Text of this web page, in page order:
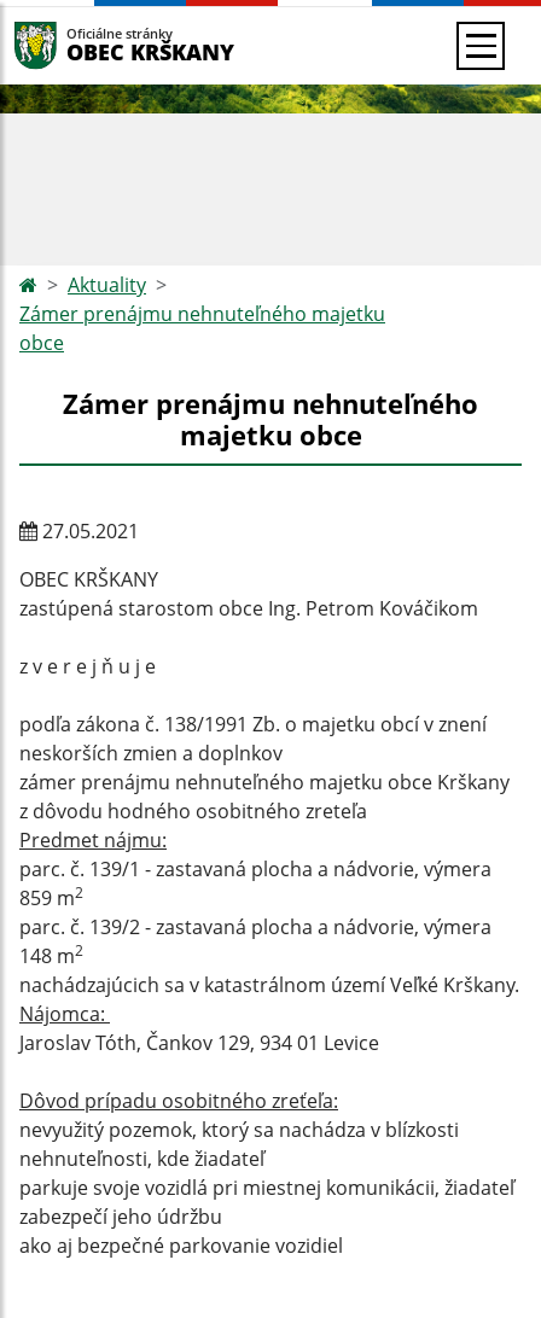
Oficiálne stránky
OBEC KRŠKANY
Aktuality
Zámer prenájmu nehnuteľného majetku
obce
Zámer prenájmu nehnuteľného
majetku obce
27.05.2021
OBEC KRŠKANY
zastúpená starostom obce Ing. Petrom Kováčikom
z v e r e j ň u j e
podľa zákona č. 138/1991 Zb. o majetku obcí v znení
neskorších zmien a doplnkov
zámer prenájmu nehnuteľného majetku obce Krškany
z dôvodu hodného osobitného zreteľa
Predmet nájmu:
parc. č. 139/1 - zastavaná plocha a nádvorie, výmera
859 m2
parc. č. 139/2 - zastavaná plocha a nádvorie, výmera
148 m2
nachádzajúcich sa v katastrálnom území Veľké Krškany.
Nájomca:
Jaroslav Tóth, Čankov 129, 934 01 Levice
Dôvod prípadu osobitného zreťeľa:
nevyužitý pozemok, ktorý sa nachádza v blízkosti
nehnuteľnosti, kde žiadateľ
parkuje svoje vozidlá pri miestnej komunikácii, žiadateľ
zabezpečí jeho údržbu
ako aj bezpečné parkovanie vozidiel